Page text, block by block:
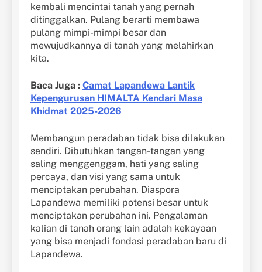
kembali mencintai tanah yang pernah
ditinggalkan. Pulang berarti membawa
pulang mimpi-mimpi besar dan
mewujudkannya di tanah yang melahirkan
kita.
Baca Juga : Camat Lapandewa Lantik
Kepengurusan HIMALTA Kendari Masa
Khidmat 2025-2026
Membangun peradaban tidak bisa dilakukan
sendiri. Dibutuhkan tangan-tangan yang
saling menggenggam, hati yang saling
percaya, dan visi yang sama untuk
menciptakan perubahan. Diaspora
Lapandewa memiliki potensi besar untuk
menciptakan perubahan ini. Pengalaman
kalian di tanah orang lain adalah kekayaan
yang bisa menjadi fondasi peradaban baru di
Lapandewa.